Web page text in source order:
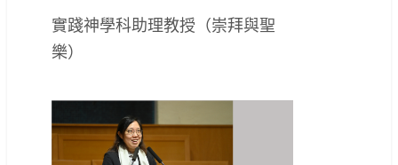
實踐神學科助理教授（崇拜與聖
樂）